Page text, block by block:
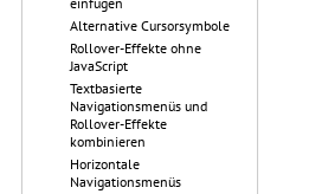
Alternative Cursorsymbole
Rollover-Effekte ohne
JavaScript
Textbasierte
Navigationsmenüs und
Rollover-Effekte
kombinieren
Horizontale
Navigationsmenüs